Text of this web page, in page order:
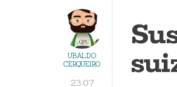
UBALDO
CERQUEIRO
23:07